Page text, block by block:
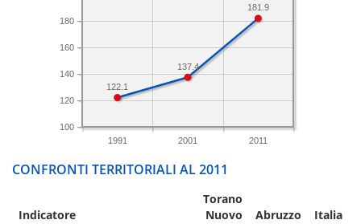
1991 2001 2011
100
120
140
160
180
181.9
137.4
122.1
CONFRONTI TERRITORIALI AL 2011
Indicatore
Torano
Nuovo
Abruzzo Italia